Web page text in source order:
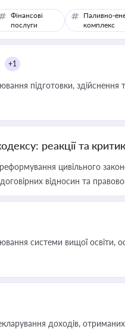
Фінансові
послуги
Паливно-
комплекс
+1
підготовки, здійснення
реакції та
цивільного
відносин та
системи вищої освіти,
доходів,